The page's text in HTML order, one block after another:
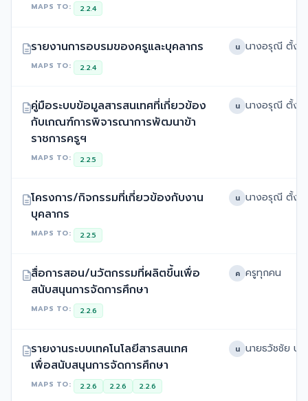
MAPS TO: 2.2.4
รายงานการอบรมของครูและบุคลากร
MAPS TO: 2.2.4
น นางอรุณี ตั้งรั
คู่มือระบบข้อมูลสารสนเทศที่เกี่ยวข้อง
กับเกณฑ์การพิจารณาการพัฒนาข้า
ราชการครูฯ
MAPS TO: 2.2.5
น นางอรุณี ตั้งรั
โครงการ/กิจกรรมที่เกี่ยวข้องกับงาน
บุคลากร
MAPS TO: 2.2.5
น นางอรุณี ตั้งรั
สื่อการสอน/นวัตกรรมที่ผลิตขึ้นเพื่อ
สนับสนุนการจัดการศึกษา
MAPS TO: 2.2.6
ค ครูทุกคน
รายงานระบบเทคโนโลยีสารสนเทศ
เพื่อสนับสนุนการจัดการศึกษา
MAPS TO: 2.2.6 2.2.6 2.2.6
น